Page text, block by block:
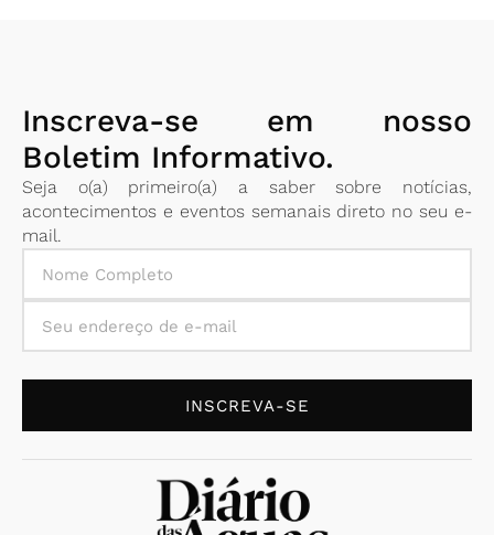
Inscreva-se em nosso
Boletim Informativo.
Seja o(a) primeiro(a) a saber sobre notícias,
acontecimentos e eventos semanais direto no seu e-
mail.
INSCREVA-SE